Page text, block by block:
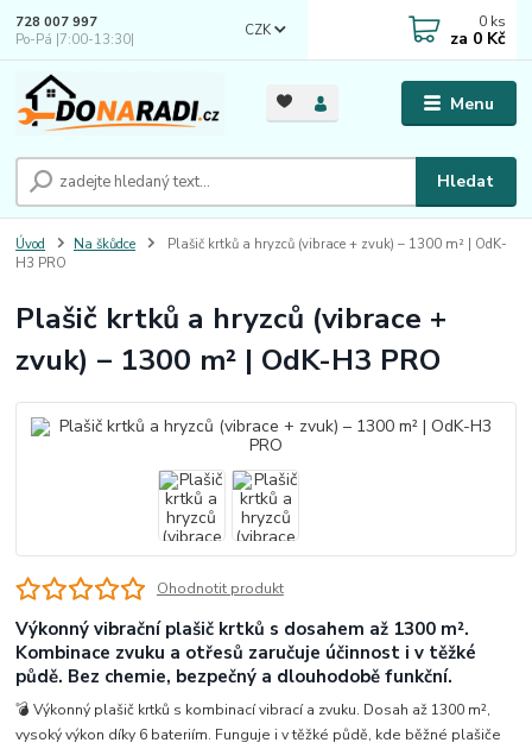
Menu
CZK
Hledat
728 007 997
Po-Pá |7:00-13:30|
0 ks
za 0 Kč
Úvod Na škůdce
Plašič krtků a hryzců (vibrace + zvuk) – 1300 m² | OdK-
H3 PRO
Plašič krtků a hryzců (vibrace +
zvuk) – 1300 m² | OdK-H3 PRO
Ohodnotit produkt
Výkonný vibrační plašič krtků s dosahem až 1300 m².
Kombinace zvuku a otřesů zaručuje účinnost i v těžké
půdě. Bez chemie, bezpečný a dlouhodobě funkční.
💣 Výkonný plašič krtků s kombinací vibrací a zvuku. Dosah až 1300 m²,
vysoký výkon díky 6 bateriím. Funguje i v těžké půdě, kde běžné plašiče